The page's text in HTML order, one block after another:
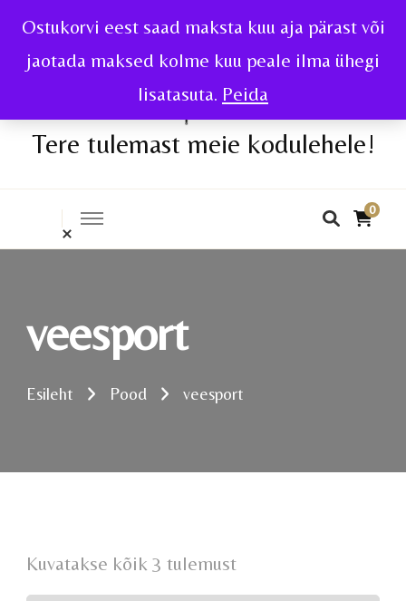
Ostukorvi eest saad maksta kuu aja pärast või
jaotada maksed kolme kuu peale ilma ühegi
lisatasuta. Peida
Tere tulemast meie kodulehele!
0
veesport
Esileht Pood veesport
Kuvatakse kõik 3 tulemust